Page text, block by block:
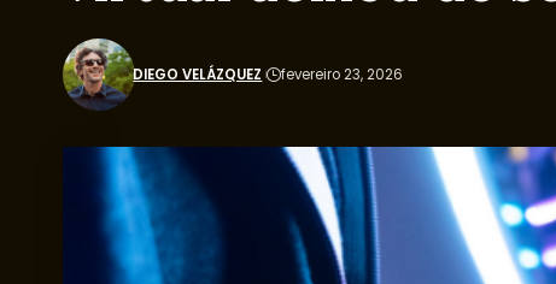
DIEGO VELÁZQUEZ fevereiro 23, 2026